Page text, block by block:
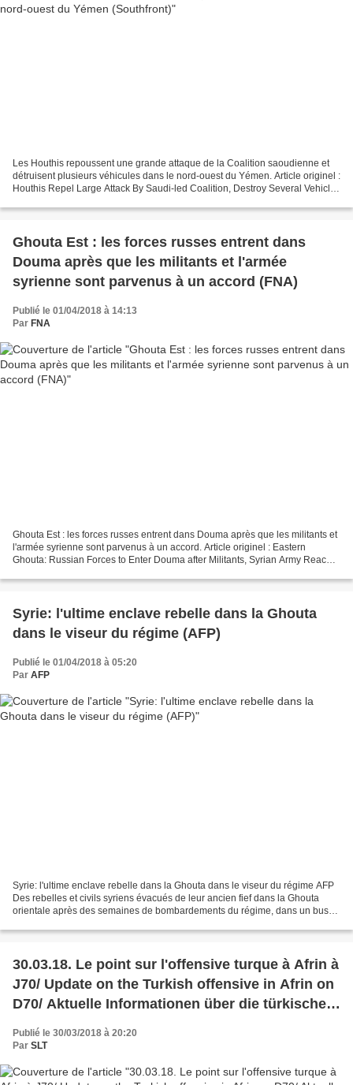
Les Houthis repoussent une grande attaque de la Coalition saoudienne et
détruisent plusieurs véhicules dans le nord-ouest du Yémen. Article originel :
Houthis Repel Large Attack By Saudi-led Coalition, Destroy Several Vehicles
Ghouta Est : les forces russes entrent dans
Douma après que les militants et l'armée
syrienne sont parvenus à un accord (FNA)
Publié le 01/04/2018 à 14:13
Par FNA
Ghouta Est : les forces russes entrent dans Douma après que les militants et
l'armée syrienne sont parvenus à un accord. Article originel : Eastern
Ghouta: Russian Forces to Enter Douma after Militants, Syrian Army Reach
Syrie: l'ultime enclave rebelle dans la Ghouta
dans le viseur du régime (AFP)
Publié le 01/04/2018 à 05:20
Par AFP
Syrie: l'ultime enclave rebelle dans la Ghouta dans le viseur du régime AFP
Des rebelles et civils syriens évacués de leur ancien fief dans la Ghouta
orientale après des semaines de bombardements du régime, dans un bus
30.03.18. Le point sur l'offensive turque à Afrin à
J70/ Update on the Turkish offensive in Afrin on
D70/ Aktuelle Informationen über die türkische
Intervention in Afrin auf T70
Publié le 30/03/2018 à 20:20
Par SLT